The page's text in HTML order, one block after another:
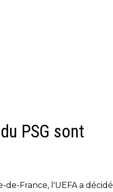
PSG sont
France, l'UEFA a décidé